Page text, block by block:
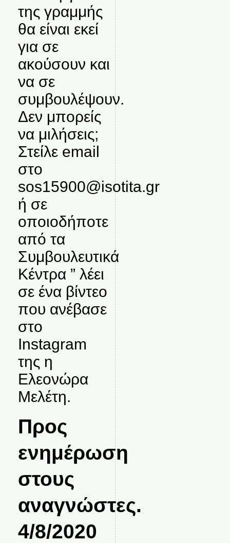
της γραμμής
θα είναι εκεί
για σε
ακούσουν και
να σε
συμβουλέψουν.
Δεν μπορείς
να μιλήσεις;
Στείλε email
στο
sos15900@isotita.gr
ή σε
οποιοδήποτε
από τα
Συμβουλευτικά
Κέντρα ” λέει
σε ένα βίντεο
που ανέβασε
στο
Instagram
της η
Ελεονώρα
Μελέτη.
Προς
ενημέρωση
στους
αναγνώστες.
4/8/2020